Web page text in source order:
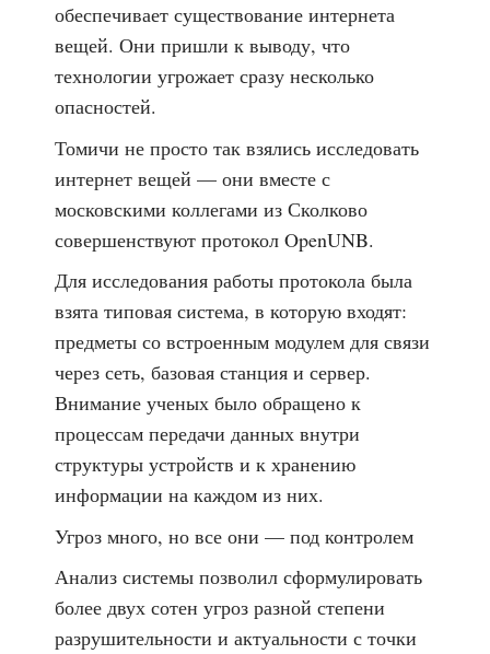
обеспечивает существование интернета
вещей. Они пришли к выводу, что
технологии угрожает сразу несколько
опасностей.
Томичи не просто так взялись исследовать
интернет вещей — они вместе с
московскими коллегами из Сколково
совершенствуют протокол OpenUNB.
Для исследования работы протокола была
взята типовая система, в которую входят:
предметы со встроенным модулем для связи
через сеть, базовая станция и сервер.
Внимание ученых было обращено к
процессам передачи данных внутри
структуры устройств и к хранению
информации на каждом из них.
Угроз много, но все они — под контролем
Анализ системы позволил сформулировать
более двух сотен угроз разной степени
разрушительности и актуальности с точки